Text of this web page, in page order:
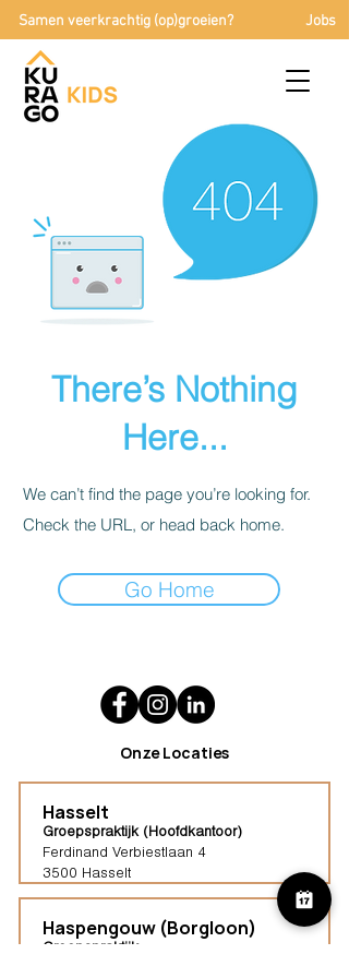
Samen veerkrachtig (op)groeien? Jobs
There’s Nothing
Here...
We can’t find the page you’re looking for.
Check the URL, or head back home.
Go Home
Onze Locaties
Hasselt
Groepspraktijk (Hoofdkantoor)
Ferdinand Verbiestlaan 4
3500 Hasselt
Haspengouw (Borgloon)